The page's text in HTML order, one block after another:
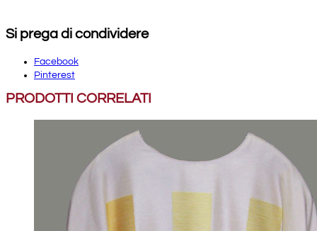
Si prega di condividere
Facebook
Pinterest
PRODOTTI CORRELATI